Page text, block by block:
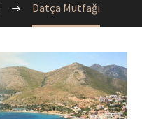
Datça Mutfağı